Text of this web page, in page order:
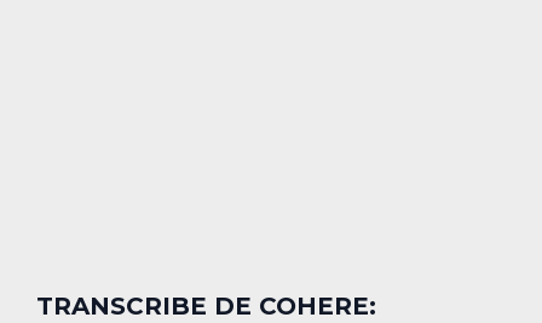
TRANSCRIBE DE COHERE: